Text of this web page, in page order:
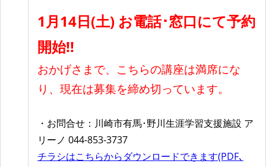
1月14日(土) お電話･窓口にて予約
開始!!
おかげさまで、こちらの講座は満席にな
り、現在は募集を締め切っています。
・お問合せ：川崎市有馬･野川生涯学習支援施設 ア
リーノ 044-853-3737
チラシはこちらからダウンロードできます(PDF､